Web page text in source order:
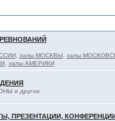
, залы МОСКВЫ
залы
, залы АМЕРИКИ
и другое
ПРЕЗЕНТАЦИИ,